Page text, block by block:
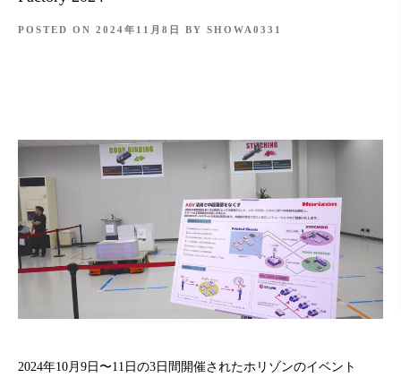
POSTED ON 2024年11月8日 BY SHOWA0331
2024年10月9日〜11日の3日間開催されたホリゾンのイベント